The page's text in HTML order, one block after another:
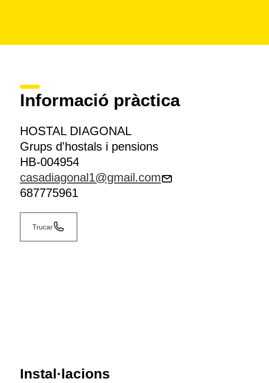
Informació pràctica
HOSTAL DIAGONAL
Grups d'hostals i pensions
HB-004954
casadiagonal1@gmail.com
687775961
Trucar
Instal·lacions